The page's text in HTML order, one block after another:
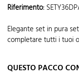
Riferimento:
Elegante set in pura
completare tutti i tuoi
QUESTO PACCO